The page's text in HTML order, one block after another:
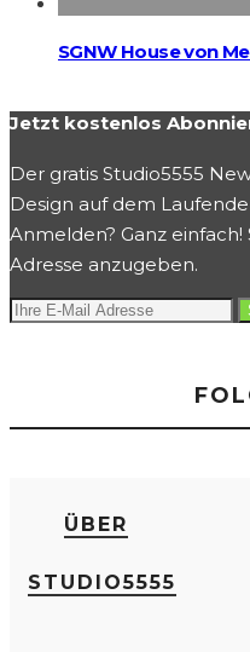
SGNW House von
Jetzt kostenlos
Der gratis Studio5555
Design auf dem
Anmelden? Ganz
Adresse anzugeben.
ÜBER
STUDIO5555